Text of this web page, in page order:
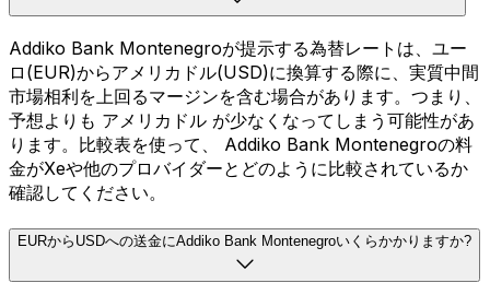
Addiko Bank Montenegroが提示する為替レートは、ユー
ロ(EUR)からアメリカドル(USD)に換算する際に、実質中間
市場相利を上回るマージンを含む場合があります。つまり、
予想よりも アメリカドル が少なくなってしまう可能性があ
ります。比較表を使って、 Addiko Bank Montenegroの料
金がXeや他のプロバイダーとどのように比較されているか
確認してください。
EURからUSDへの送金にAddiko Bank Montenegroいくらかかりますか?